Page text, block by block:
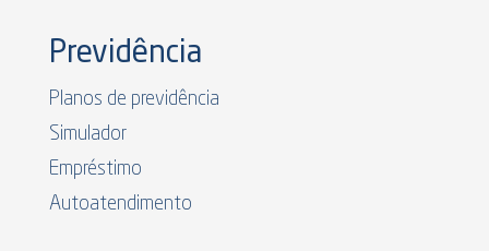
Previdência
Planos de previdência
Simulador
Empréstimo
Autoatendimento